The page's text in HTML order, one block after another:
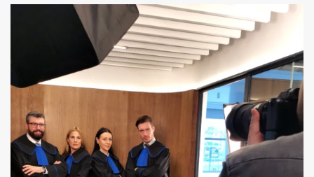
HOSTESSY TARGI WARSAW INDUSTRY WEEK